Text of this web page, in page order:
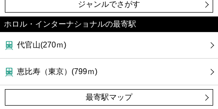
ジャンルでさがす
ホロル・インターナショナルの最寄駅
代官山(270ｍ)
恵比寿（東京）(799ｍ)
最寄駅マップ